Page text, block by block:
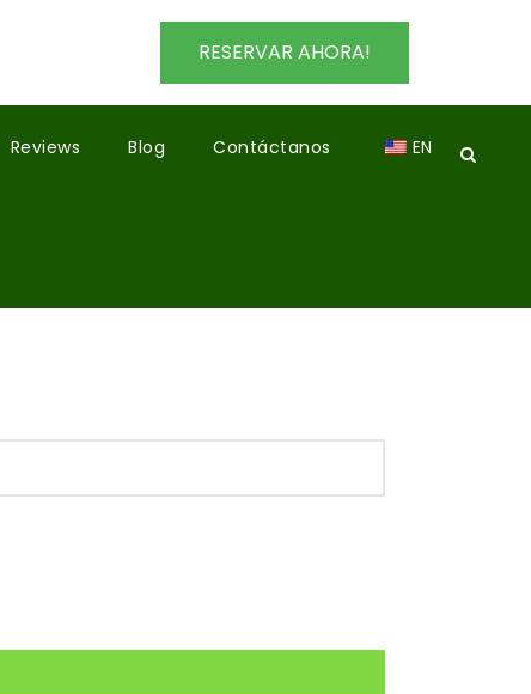
RESERVAR AHORA!
Reviews Blog Contáctanos EN